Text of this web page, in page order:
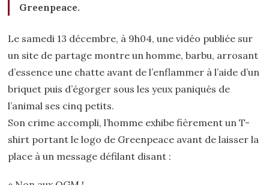
Greenpeace.
Le samedi 13 décembre, à 9h04, une vidéo publiée sur
un site de partage montre un homme, barbu, arrosant
d’essence une chatte avant de l’enflammer à l’aide d’un
briquet puis d’égorger sous les yeux paniqués de
l’animal ses cinq petits.
Son crime accompli, l’homme exhibe fièrement un T-
shirt portant le logo de Greenpeace avant de laisser la
place à un message défilant disant :